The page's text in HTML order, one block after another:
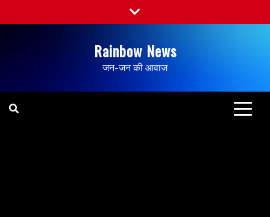
Rainbow News
जन-जन की आवाज